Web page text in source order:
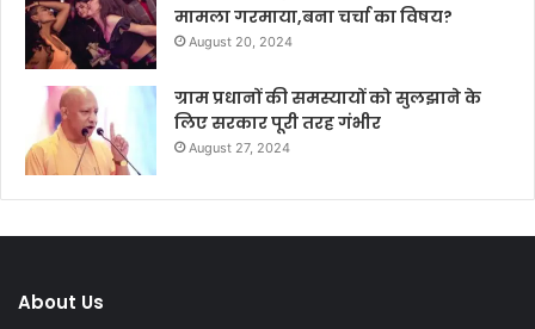
मामला गरमाया,बना चर्चा का विषय?
August 20, 2024
ग्राम प्रधानों की समस्यायों को सुलझाने के
लिए सरकार पूरी तरह गंभीर
August 27, 2024
About Us